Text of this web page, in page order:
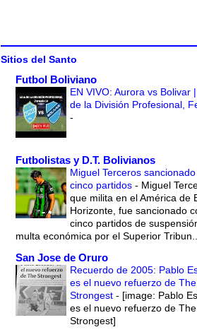
Sitios del Santo
Futbol Boliviano
EN VIVO: Aurora vs Bolivar
de la División Profesional,
-
Futbolistas y D.T. Bolivianos
Miguel Terceros
cinco partidos - Miguel
que milita en el América de
Horizonte, fue sancionado
cinco partidos de
multa económica por el Superior
San Jose de Oruro
Recuerdo de 2005: Pablo
es el nuevo refuerzo de The
Strongest - [image: Pablo
es el nuevo refuerzo de The
Strongest]